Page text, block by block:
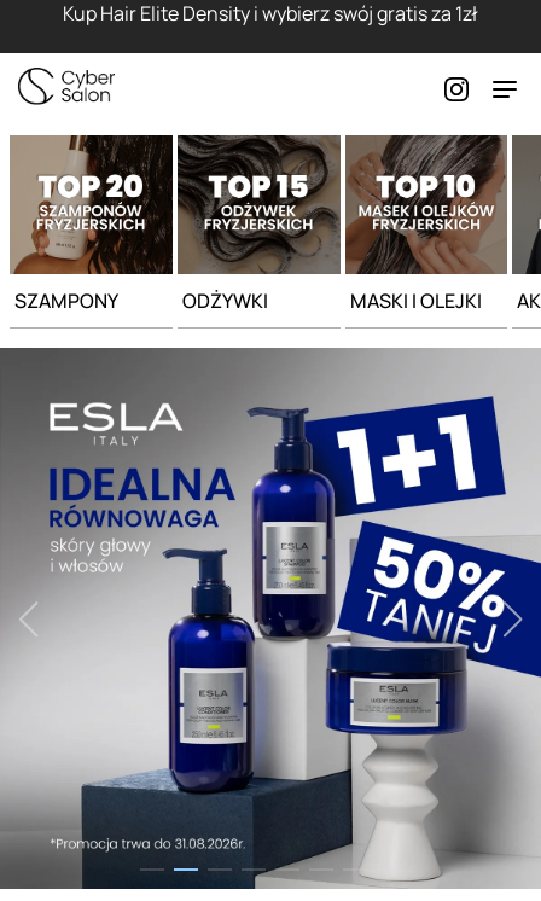
Kup Hair Elite Density i wybierz swój gratis za 1zł
SZAMPONY ODŻYWKI MASKI I OLEJKI
Strona główna - Cyber Salon